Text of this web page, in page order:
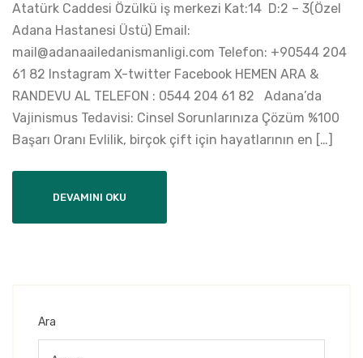
Atatürk Caddesi Özülkü iş merkezi Kat:14 D:2 – 3(Özel
Adana Hastanesi Üstü) Email:
mail@adanaailedanismanligi.com Telefon: +90544 204
61 82 Instagram X-twitter Facebook HEMEN ARA &
RANDEVU AL TELEFON : 0544 204 61 82 Adana’da
Vajinismus Tedavisi: Cinsel Sorunlarınıza Çözüm %100
Başarı Oranı Evlilik, birçok çift için hayatlarının en […]
DEVAMINI OKU
Ara